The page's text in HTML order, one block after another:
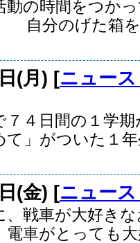
動の時間をつか
分のげた箱
(月) [ニュー
７４日間の１学
て」がついた１
(金) [ニュー
、戦車が大好き
電車がとっても